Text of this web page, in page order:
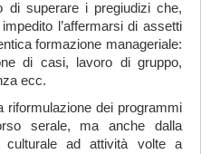
di superare i pregiudizi che,
l’affermarsi di assetti
formazione manageriale:
di casi, lavoro di gruppo,
ecc.
riformulazione dei programmi
serale, ma anche dalla
culturale ad attività volte a